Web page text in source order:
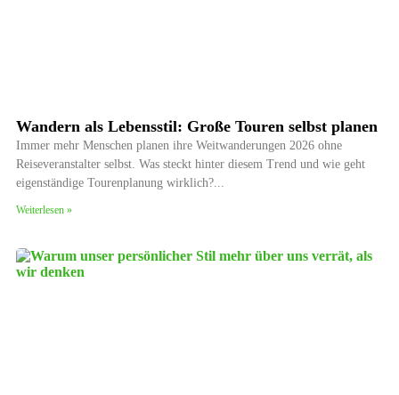
Wandern als Lebensstil: Große Touren selbst planen
Immer mehr Menschen planen ihre Weitwanderungen 2026 ohne
Reiseveranstalter selbst. Was steckt hinter diesem Trend und wie geht
eigenständige Tourenplanung wirklich?
Weiterlesen »